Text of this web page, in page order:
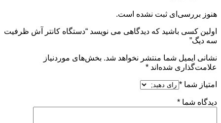
هنوز بررسی‌ای ثبت نشده است.
اولین کسی باشید که دیدگاهی می نویسد “دستگاه کانتر آش ظرفیت
سه دیگ”
نشانی ایمیل شما منتشر نخواهد شد. بخش‌های موردنیاز
علامت‌گذاری شده‌اند *
امتیاز شما *
دیدگاه شما *